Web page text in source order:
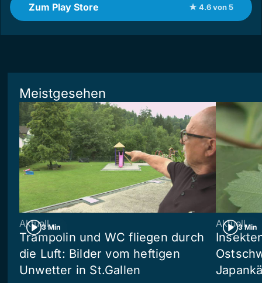
Zum Play Store ★ 4.6 von 5
Meistgesehen
3 Min
Aktuell
Trampolin und WC fliegen durch
die Luft: Bilder vom heftigen
Unwetter in St.Gallen
3 Min
Aktuell